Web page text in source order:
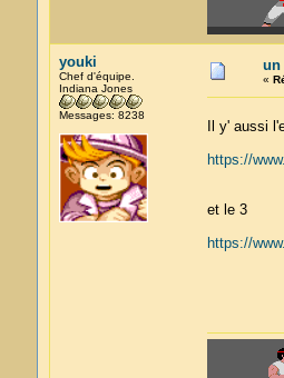
youki
Chef d'équipe.
Indiana Jones
Messages: 8238
un
«
Il y' aussi
https://
et le 3
https://